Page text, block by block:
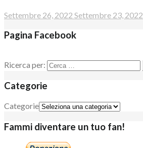
Settembre 26, 2022 Settembre 23, 2022
Pagina Facebook
Ricerca per:
Categorie
Categorie
Fammi diventare un tuo fan!